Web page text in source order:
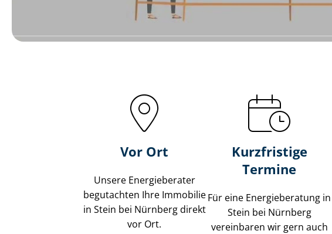
Vor Ort
Unsere Energieberater
begutachten Ihre Immobilie
in Stein bei Nürnberg direkt
vor Ort.
Kurzfristige
Termine
Für eine Energieberatung in
Stein bei Nürnberg
vereinbaren wir gern auch